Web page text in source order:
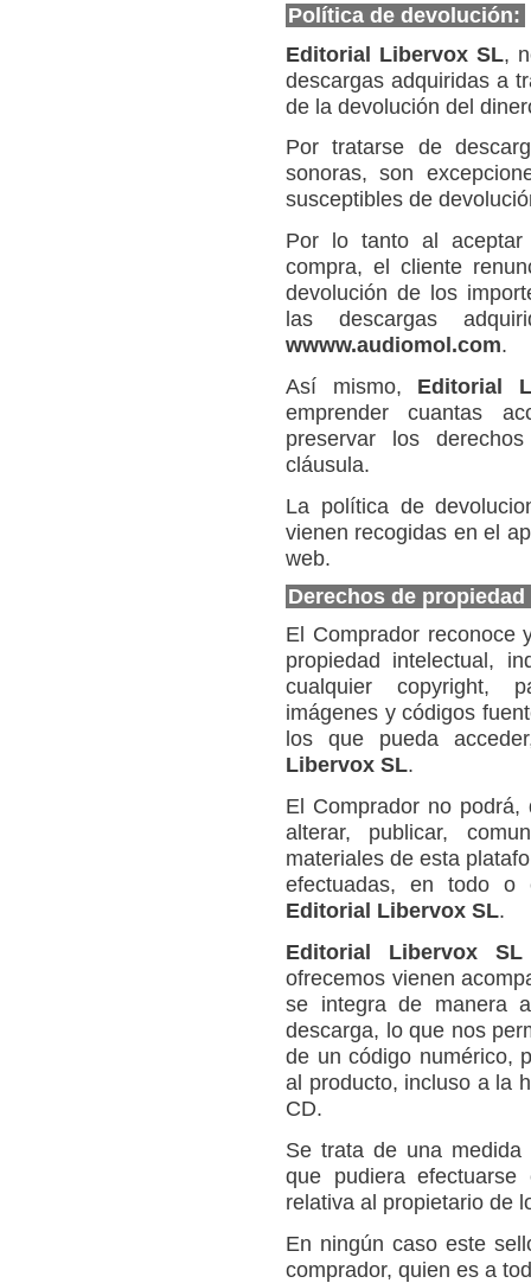
Política de devolución:
Editorial Libervox SL,
descargas adquiridas a
de la devolución del
Por tratarse de
sonoras, son
susceptibles de
Por lo tanto al aceptar
compra, el cliente
devolución de los
las descargas
wwww.audiomol.com.
Así mismo, Editorial
emprender cuantas
preservar los
cláusula.
La política de
vienen recogidas en el
web.
Derechos de
El Comprador reconoce
propiedad intelectual,
cualquier copyright,
imágenes y códigos
los que pueda
Libervox SL.
El Comprador no podrá,
alterar, publicar,
materiales de esta
efectuadas, en todo o
Editorial Libervox SL.
Editorial Libervox SL
ofrecemos vienen
se integra de manera
descarga, lo que nos
de un código numérico,
al producto, incluso a la
CD.
Se trata de una medida
que pudiera
relativa al propietario de
En ningún caso este
comprador, quien es a